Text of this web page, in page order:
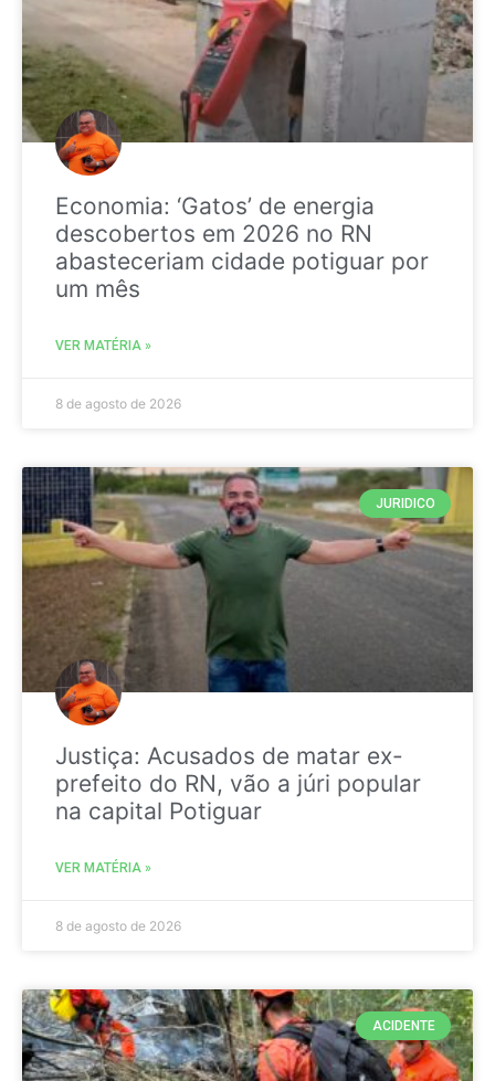
Economia: ‘Gatos’ de energia
descobertos em 2026 no RN
abasteceriam cidade potiguar por
um mês
VER MATÉRIA »
8 de agosto de 2026
JURIDICO
Justiça: Acusados de matar ex-
prefeito do RN, vão a júri popular
na capital Potiguar
VER MATÉRIA »
8 de agosto de 2026
ACIDENTE